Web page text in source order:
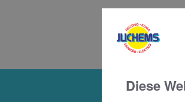
Diese